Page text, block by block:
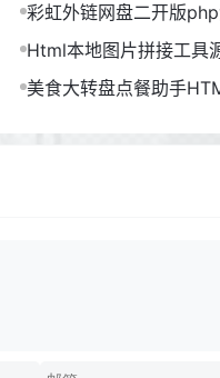
彩虹外链网盘二开版
Html本地图片拼接工具
美食大转盘点餐助手